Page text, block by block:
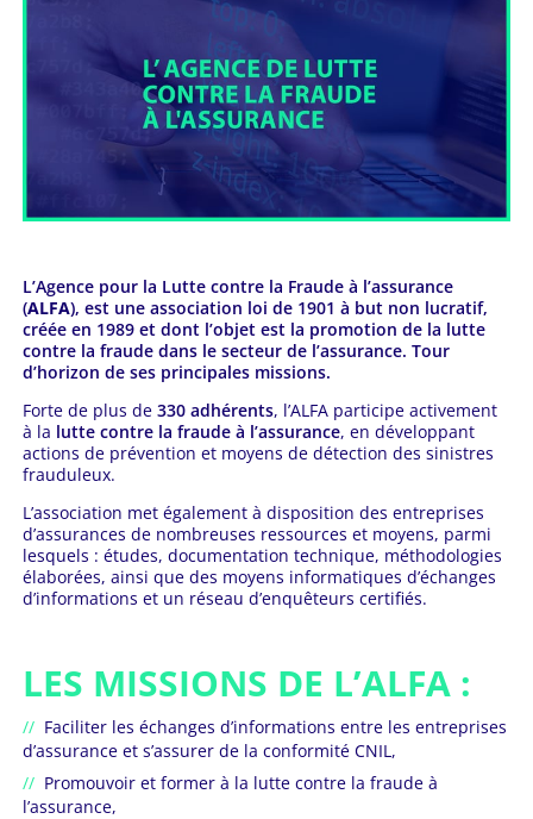
L’Agence pour la Lutte contre la Fraude à l’assurance
(ALFA), est une association loi de 1901 à but non lucratif,
créée en 1989 et dont l’objet est la promotion de la lutte
contre la fraude dans le secteur de l’assurance. Tour
d’horizon de ses principales missions.
Forte de plus de 330 adhérents, l’ALFA participe activement
à la lutte contre la fraude à l’assurance, en développant
actions de prévention et moyens de détection des sinistres
frauduleux.
L’association met également à disposition des entreprises
d’assurances de nombreuses ressources et moyens, parmi
lesquels : études, documentation technique, méthodologies
élaborées, ainsi que des moyens informatiques d’échanges
d’informations et un réseau d’enquêteurs certifiés.
LES MISSIONS DE L’ALFA :
Faciliter les échanges d’informations entre les entreprises
d’assurance et s’assurer de la conformité CNIL,
Promouvoir et former à la lutte contre la fraude à
l’assurance,